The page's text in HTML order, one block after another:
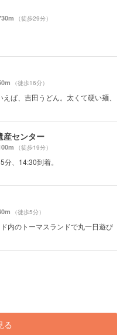
（徒歩29分）
（徒歩16分）
ば、吉田うどん。太くて硬い麺、
産センター
（徒歩19分）
、14:30到着。
（徒歩5分）
内のトーマスランドで丸一日遊び
る